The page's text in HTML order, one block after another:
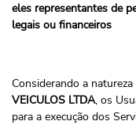
eles representantes de
legais ou financeiros
Considerando a
VEICULOS LTDA, os
para a execução dos